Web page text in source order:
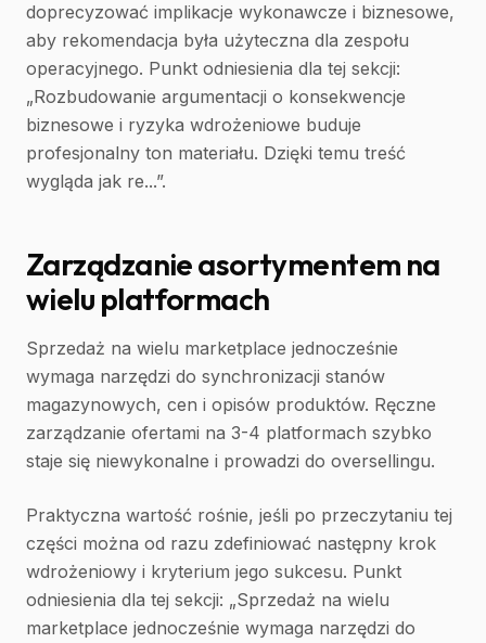
doprecyzować implikacje wykonawcze i biznesowe,
aby rekomendacja była użyteczna dla zespołu
operacyjnego. Punkt odniesienia dla tej sekcji:
„Rozbudowanie argumentacji o konsekwencje
biznesowe i ryzyka wdrożeniowe buduje
profesjonalny ton materiału. Dzięki temu treść
wygląda jak re...”.
Zarządzanie asortymentem na
wielu platformach
Sprzedaż na wielu marketplace jednocześnie
wymaga narzędzi do synchronizacji stanów
magazynowych, cen i opisów produktów. Ręczne
zarządzanie ofertami na 3-4 platformach szybko
staje się niewykonalne i prowadzi do oversellingu.
Praktyczna wartość rośnie, jeśli po przeczytaniu tej
części można od razu zdefiniować następny krok
wdrożeniowy i kryterium jego sukcesu. Punkt
odniesienia dla tej sekcji: „Sprzedaż na wielu
marketplace jednocześnie wymaga narzędzi do